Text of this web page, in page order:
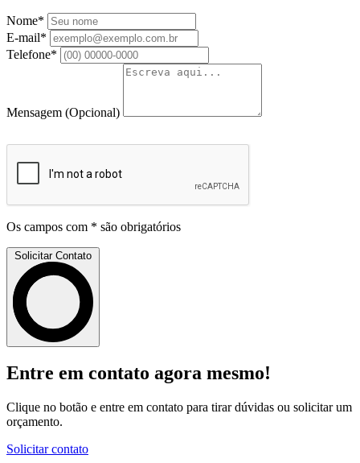
Nome*
E-mail*
Telefone*
Mensagem (Opcional)
Os campos com * são obrigatórios
Solicitar Contato
Entre em contato agora mesmo!
Clique no botão e entre em contato para tirar dúvidas ou solicitar um
orçamento.
Solicitar contato